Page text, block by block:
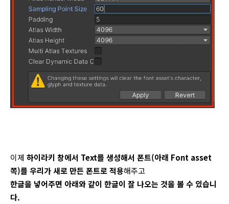
이제 하이라키 창에서 Text를 생성해서 폰트(아래 Font asset
쪽)를 우리가 새로 만든 폰트로 적용해주고
한글을 넣어주면 아래와 같이 한글이 잘 나오는 것을 볼 수 있습니
다.